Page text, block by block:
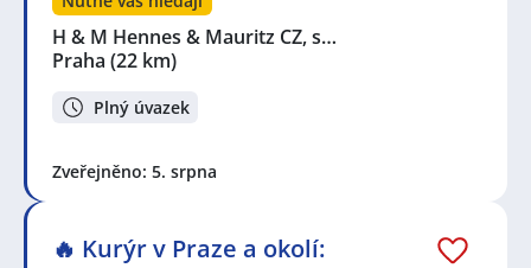
H & M Hennes & Mauritz CZ, s…
Praha (22 km)
Plný úvazek
Zveřejněno: 5. srpna
🔥 Kurýr v Praze a okolí: